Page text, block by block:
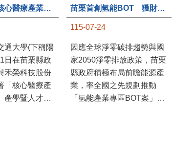
縣長見證「核心醫療產業推動園區」產學合作簽約儀式
大學(下稱陽
日在苗栗縣政
禾榮科技股份
「核心醫療產
產學暨人才培
苗栗首創氫能BOT 獲財政部「突破之翼」肯定
115-07-24
因應全球淨零碳排趨勢與國
家2050淨零排放政策，苗栗
縣政府積極布局前瞻能源產
業，率全國之先規劃推動
「氫能產業專區BOT案」，